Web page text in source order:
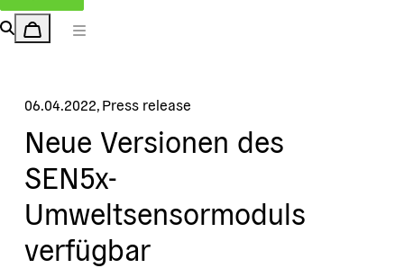
06.04.2022, Press release
Neue Versionen des
SEN5x-
Umweltsensormoduls
verfügbar